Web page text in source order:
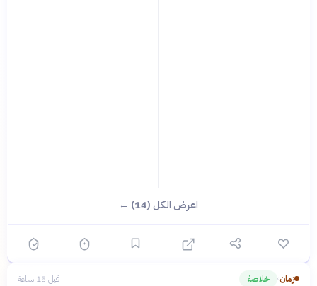
اعرض الكل (14) ←
زمان› خلاصة قبل 15 ساعة